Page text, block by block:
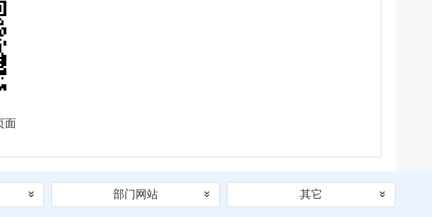
面
部门网站 其它